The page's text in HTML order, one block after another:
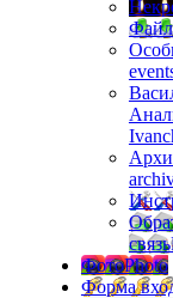
связь
ФотоPhoto
Форма